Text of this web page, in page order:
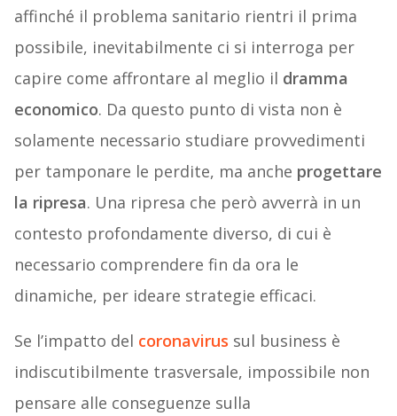
affinché il problema sanitario rientri il prima
possibile, inevitabilmente ci si interroga per
capire come affrontare al meglio il dramma
economico. Da questo punto di vista non è
solamente necessario studiare provvedimenti
per tamponare le perdite, ma anche progettare
la ripresa. Una ripresa che però avverrà in un
contesto profondamente diverso, di cui è
necessario comprendere fin da ora le
dinamiche, per ideare strategie efficaci.
Se l’impatto del coronavirus sul business è
indiscutibilmente trasversale, impossibile non
pensare alle conseguenze sulla